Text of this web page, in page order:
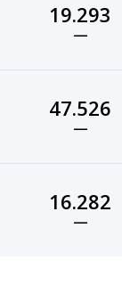
19.293
—
47.526
—
16.282
—